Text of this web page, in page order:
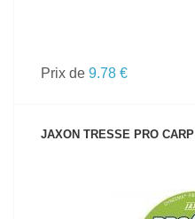
Prix de 9.78 €
JAXON TRESSE PRO CARP